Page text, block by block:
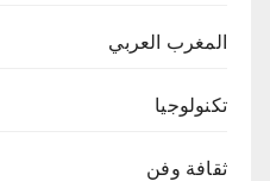
المغرب العربي
تكنولوجيا
ثقافة وفن